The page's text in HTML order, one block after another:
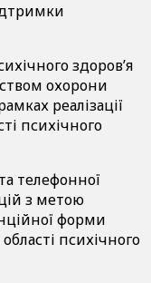
здоров’я
охорони
реалізації
психічного
телефонної
з метою
форми
психічного